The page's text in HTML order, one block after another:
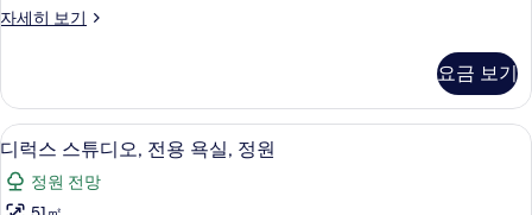
기
위
전
용
욕
실,
자세히 보기
디
튜
디
오
스
위
트,
요금 보기
디
럭
스
디럭스 스튜디오, 전용 욕실, 정원 | 고
20
디럭스 스튜디오, 전용 욕실, 정원
정원 전망